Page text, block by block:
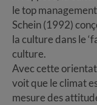
le top
Schein (1992)
la culture dans le
culture.
Avec cette
voit que le climat
mesure des